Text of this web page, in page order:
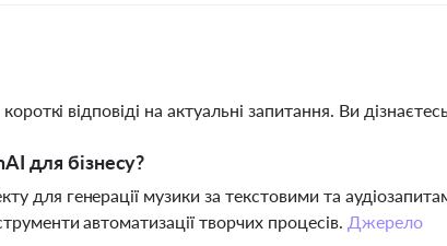
відповіді на актуальні запитання. Ви
для бізнесу?
для генерації музики за текстовими та
автоматизації творчих процесів. Джерело